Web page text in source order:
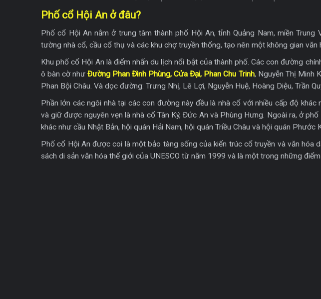
Phố cổ Hội An ở đâu?
Phố cổ Hội An nằm ở trung tâm thành phố Hội An, tỉnh Quảng Nam, miền
tường nhà cổ, cầu cổ thụ và các khu chợ truyền thống, tạo nên một không gian văn
Khu phố cổ Hội An là điểm nhấn du lịch nổi bật của thành phố. Các con đường
ô bàn cờ nhưĐường Phan Đình Phùng, Cửa Đại, Phan Chu Trinh, Nguyễn Thị Minh
Phan Bội Châu. Và dọc đường: Trưng Nhị, Lê Lợi, Nguyễn Huệ, Hoàng Diệu, Trần
Phần lớn các ngôi nhà tại các con đường này đều là nhà cổ với nhiều cấp độ
và giữ được nguyên vẹn là nhà cổ Tân Ký, Đức An và Phùng Hưng. Ngoài ra, ở
khác như cầu Nhật Bản, hội quán Hải Nam, hội quán Triều Châu và hội quán Phước
Phố cổ Hội An được coi là một bảo tàng sống của kiến trúc cổ truyền và văn hóa
sách di sản văn hóa thế giới của UNESCO từ năm 1999 và là một trong những